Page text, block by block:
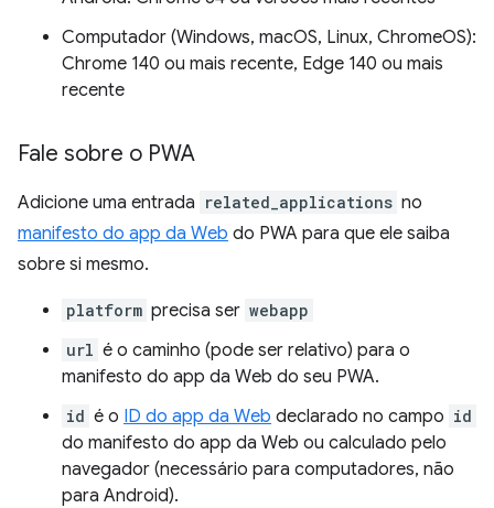
Computador (Windows, macOS, Linux, ChromeOS):
Chrome 140 ou mais recente, Edge 140 ou mais
recente
Fale sobre o PWA
Adicione uma entrada related_applications no
manifesto do app da Web do PWA para que ele saiba
sobre si mesmo.
platform precisa ser webapp
url é o caminho (pode ser relativo) para o
manifesto do app da Web do seu PWA.
id é o ID do app da Web declarado no campo id
do manifesto do app da Web ou calculado pelo
navegador (necessário para computadores, não
para Android).